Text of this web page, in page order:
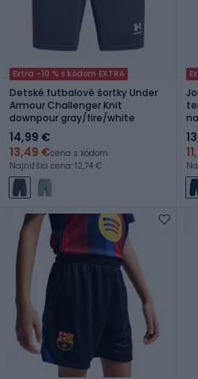
Extra -10 % s kódom EXTRA
Detské futbalové šortky Under
Armour Challenger Knit
downpour gray/fire/white
14,99 €
13,49 €cena s kódom
Najnižšia cena: 12,74 €